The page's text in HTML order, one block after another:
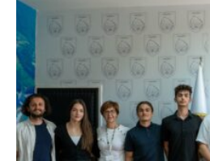
u
centru
Vogošće
okupio
stotine
osnovaca